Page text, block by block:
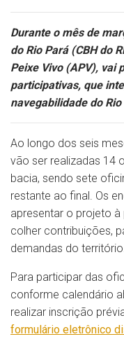
Durante o mês de
do Rio Pará (CBH do
Peixe Vivo (APV), vai
participativas, que
navegabilidade do Rio
Ao longo dos seis
vão ser realizadas 14
bacia, sendo sete
restante ao final. Os
apresentar o projeto
colher contribuições,
demandas do território.
Para participar das
conforme calendário
realizar inscrição
formulário eletrônico